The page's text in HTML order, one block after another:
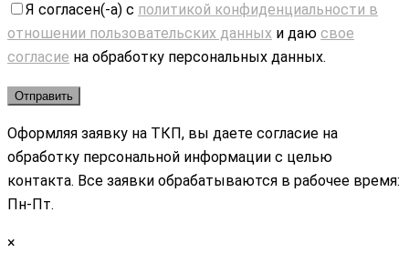
Я согласен(-а) с политикой конфиденциальности в
отношении пользовательских данных и даю свое
согласие на обработку персональных данных.
Оформляя заявку на ТКП, вы даете согласие на
обработку персональной информации с целью
контакта. Все заявки обрабатываются в рабочее время:
Пн-Пт.
×